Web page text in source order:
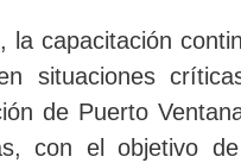
la capacitación
situaciones
de Puerto
con el objetivo